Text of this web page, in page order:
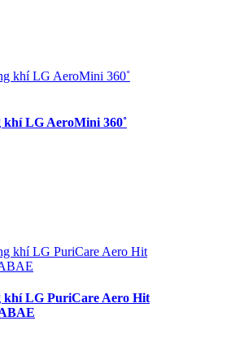
khí LG AeroMini 360˚
khí LG PuriCare Aero Hit